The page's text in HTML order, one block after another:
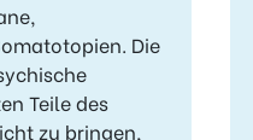
Die
Teile des
zu bringen,